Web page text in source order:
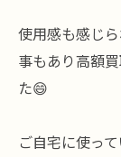
使用感も感じ
事もあり高額
た😄
ご自宅に使っ